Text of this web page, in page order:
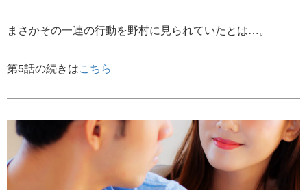
まさかその一連の行動を野村に見られていたとは…。
第5話の続きはこちら